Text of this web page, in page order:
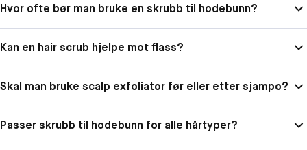
Hvor ofte bør man bruke en skrubb til hodebunn?
Kan en hair scrub hjelpe mot flass?
Skal man bruke scalp exfoliator før eller etter sjampo?
Passer skrubb til hodebunn for alle hårtyper?